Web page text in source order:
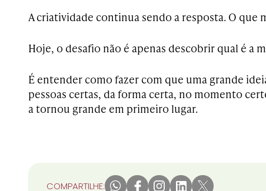
A criatividade continua sendo a resposta. O que
Hoje, o desafio não é apenas descobrir qual é a
É entender como fazer com que uma grande
pessoas certas, da forma certa, no momento
a tornou grande em primeiro lugar.
COMPARTILHE: